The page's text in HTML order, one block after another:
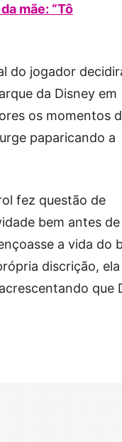
mãe: “Tô
do jogador
da Disney em
os momentos
paparicando a
fez questão de
bem antes de
a vida do
discrição, ela
que